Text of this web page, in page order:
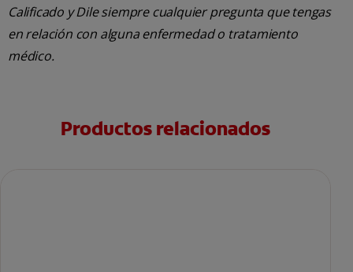
Calificado y Dile siempre cualquier pregunta que tengas
en relación con alguna enfermedad o tratamiento
médico.
Productos relacionados